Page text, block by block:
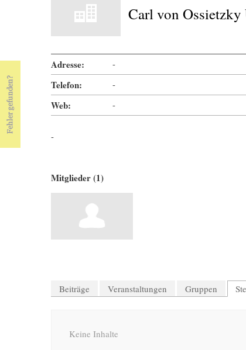
Carl von
Adresse: -
Telefon: -
Web: -
-
Mitglieder (1)
Beiträge Veranstaltungen Gruppen
Keine Inhalte